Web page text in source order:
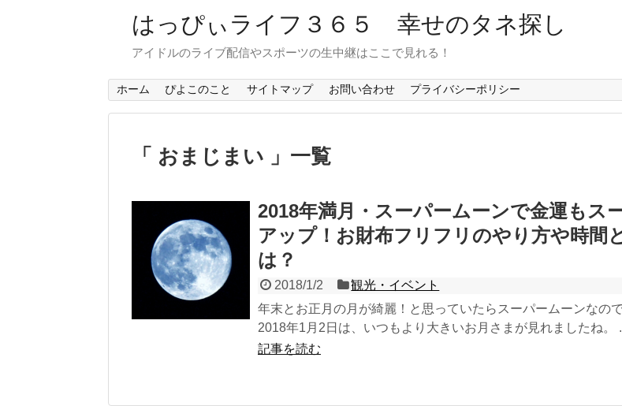
はっぴぃライフ３６５ 幸せのタネ探し
アイドルのライブ配信やスポーツの生中継はここで見れる！
ホーム ぴよこのこと サイトマップ お問い合わせ プライバシーポリシー
「 おまじまい 」一覧
2018年満月・スーパームーンで金運もス
アップ！お財布フリフリのやり方や時間
は？
2018/1/2
観光・イベント
年末とお正月の月が綺麗！と思っていたらスーパームーンなので
2018年1月2日は、いつもより大きいお月さまが見れましたね。
記事を読む